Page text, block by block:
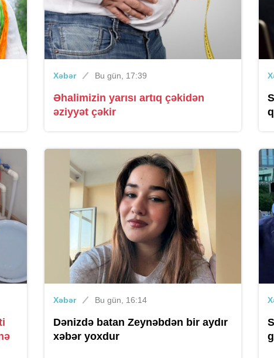
Xəbər Bu gün, 17:39
Əhalimizin yarısı artıq çəkidən
əziyyət çəkir
Xəbər Bu gün, 16:14
Dənizdə batan Zeynəbdən bir aydır
xəbər yoxdur